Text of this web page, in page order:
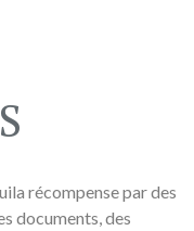
récompense par des
documents, des